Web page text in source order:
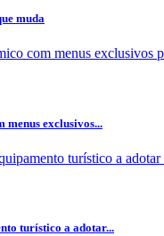
muda
menus exclusivos...
turístico a adotar...